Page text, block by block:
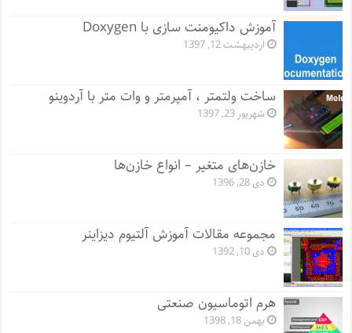
آموزش داکیومنت سازی با Doxygen
اردیبهشت 12, 1397
ساخت ولتمتر ، آمپرمتر و وات متر با آردوینو
شهریور 23, 1397
خازن‌های متغیر – انواع خازن‌ها
دی 28, 1396
مجموعه مقالات آموزش آلتیوم دیزاینر
دی 10, 1392
هرم اتوماسیون صنعتی
بهمن 18, 1398